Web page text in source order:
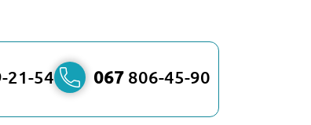
21-54 067 806-45-90